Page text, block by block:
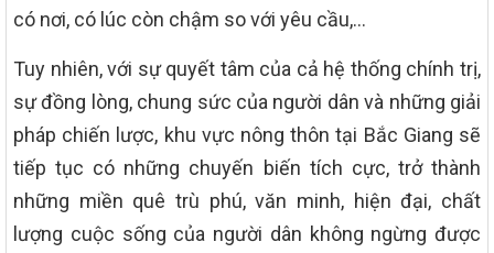
có nơi, có lúc còn chậm so với yêu cầu,…
Tuy nhiên, với sự quyết tâm của cả hệ thống chính trị,
sự đồng lòng, chung sức của người dân và những giải
pháp chiến lược, khu vực nông thôn tại Bắc Giang sẽ
tiếp tục có những chuyến biến tích cực, trở thành
những miền quê trù phú, văn minh, hiện đại, chất
lượng cuộc sống của người dân không ngừng được